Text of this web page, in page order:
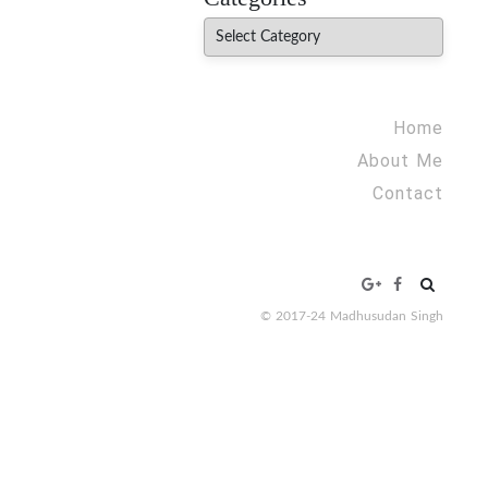
Categories
Home
About Me
Contact
Search
© 2017-24 Madhusudan Singh